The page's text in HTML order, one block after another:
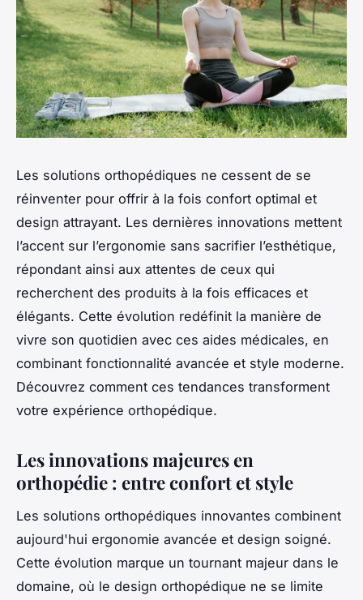
Les solutions orthopédiques ne cessent de se
réinventer pour offrir à la fois confort optimal et
design attrayant. Les dernières innovations mettent
l’accent sur l’ergonomie sans sacrifier l’esthétique,
répondant ainsi aux attentes de ceux qui
recherchent des produits à la fois efficaces et
élégants. Cette évolution redéfinit la manière de
vivre son quotidien avec ces aides médicales, en
combinant fonctionnalité avancée et style moderne.
Découvrez comment ces tendances transforment
votre expérience orthopédique.
Les innovations majeures en
orthopédie : entre confort et style
Les solutions orthopédiques innovantes combinent
aujourd'hui ergonomie avancée et design soigné.
Cette évolution marque un tournant majeur dans le
domaine, où le design orthopédique ne se limite